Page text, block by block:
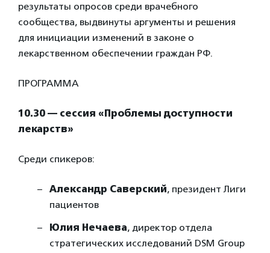
результаты опросов среди врачебного
сообщества, выдвинуты аргументы и решения
для инициации изменений в законе о
лекарственном обеспечении граждан РФ.
ПРОГРАММА
10.30 — сессия «Проблемы доступности
лекарств»
Среди спикеров:
Александр Саверский, президент Лиги
пациентов
Юлия Нечаева, директор отдела
стратегических исследований DSM Group